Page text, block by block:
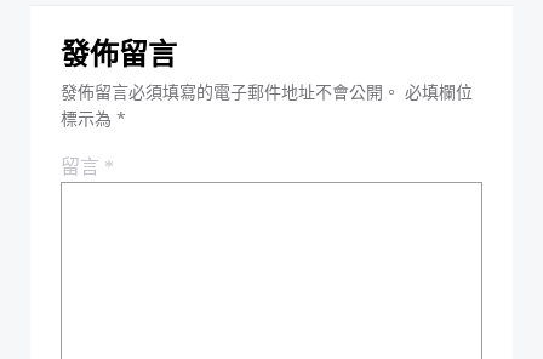
發佈留言
發佈留言必須填寫的電子郵件地址不會公開。 必填欄位
標示為 *
留言 *